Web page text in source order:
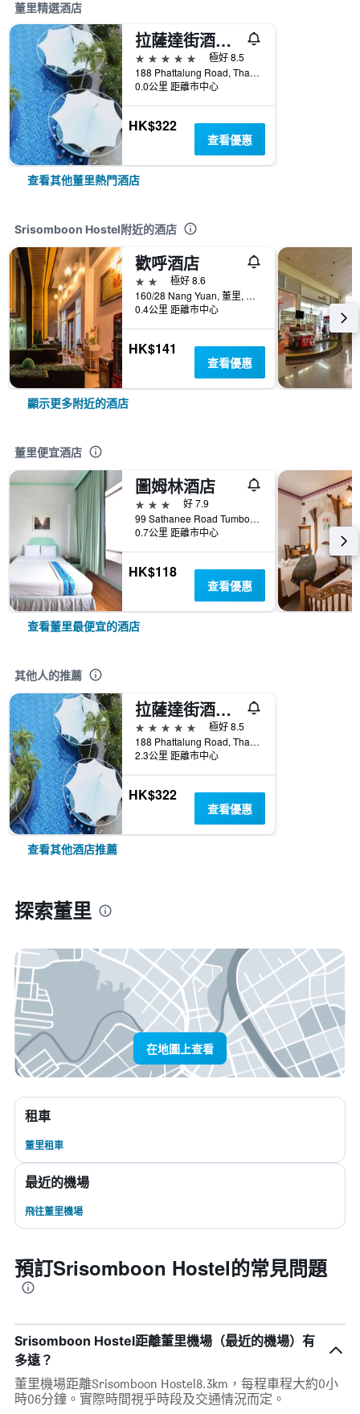
董里精選酒店
拉薩達街酒店 - 會議活動的理想場所 - 董里
5星級
極好 8.5
188 Phattalung Road, Thap Thiang, Muang, 董里, 泰國
0.0公里 距離市中心
HK$322
查看優惠
查看其他董里熱門酒店
Srisomboon Hostel附近的酒店
歡呼酒店
2星級
極好 8.6
160/28 Nang Yuan, 董里, 泰國
0.4公里 距離市中心
HK$141
查看優惠
顯示更多附近的酒店
董里便宜酒店
圖姆林酒店
3星級
好 7.9
99 Sathanee Road Tumbol Tubtiang, 董里, 泰國
0.7公里 距離市中心
HK$118
查看優惠
查看董里最便宜的酒店
其他人的推薦
拉薩達街酒店 - 會議活動的理想場所 - 董里
5星級
極好 8.5
188 Phattalung Road, Thap Thiang, Muang, 董里, 泰國
2.3公里 距離市中心
HK$322
查看優惠
查看其他酒店推薦
探索董里
在地圖上查看
租車
董里租車
最近的機場
飛往董里機場
預訂Srisomboon Hostel的常見問題
Srisomboon Hostel距離董里機場（最近的機場）有
多遠？
董里機場距離Srisomboon Hostel8.3km，每程車程大約0小
時06分鐘。實際時間視乎時段及交通情況而定。